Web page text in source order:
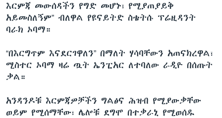
እርምጃ መውሰዳችን የግድ መሆኑ፣ የሚያጠያይቅ
አይመስለኝም” ብለዋል የዩናይትድ ስቴትሱ ፕሬዚዳንት
ባራክ ኦባማ።
“በእርግጥም እናደርገዋለን” በማለት ሃሳባቸውን አጠናክረዋል፣
ሚስተር ኦባማ ዛሬ ጧት ኤንፒአር ለተባለው ራዲዮ በሰጡት
ቃል።
አንዳንዶቹ እርምጃዎቻችን ግልፅና ሕዝብ የሚያውቃቸው
ወይም የሚሰማቸው፣ ሌሎቹ ደግሞ በተቃራኒ የሚወሰዱ